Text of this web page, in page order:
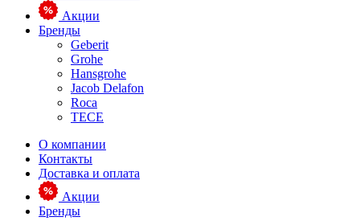
Акции
Бренды
Geberit
Grohe
Hansgrohe
Jacob Delafon
Roca
TECE
О компании
Контакты
Доставка и оплата
Акции
Бренды